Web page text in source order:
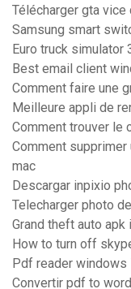
Télécharger gta vice
Samsung smart
Euro truck simulator
Best email client
Comment faire une
Meilleure appli de
Comment trouver le
Comment
mac
Descargar inpixio
Telecharger photo
Grand theft auto apk
How to turn off
Pdf reader
Convertir pdf to